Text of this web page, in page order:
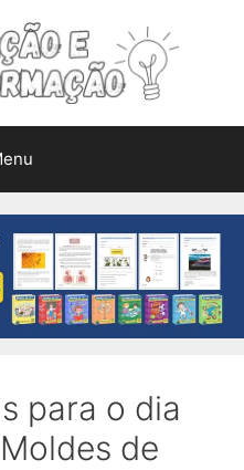
para o dia
de